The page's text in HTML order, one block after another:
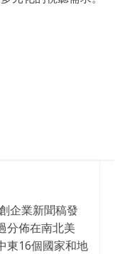
企業新聞稿發
分佈在南北美
東16個國家和地